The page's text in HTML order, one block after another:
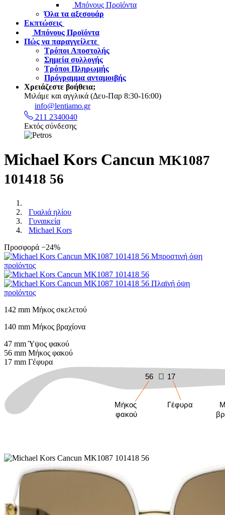
Μπόνους Προϊόντα
Όλα τα αξεσουάρ
Εκπτώσεις
Μπόνους Προϊόντα
Πώς να παραγγείλετε
Τρόποι Αποστολής
Σημεία συλλογής
Τρόποι Πληρωμής
Πρόγραμμα ανταμοιβής
Χρειάζεστε βοήθεια;
Μιλάμε και αγγλικά (Δευ-Παρ 8:30-16:00)
info@lentiamo.gr
211 2340040
Εκτός σύνδεσης
Michael Kors Cancun MK1087
101418 56
Γυαλιά ηλίου
Γυναικεία
Michael Kors
Προσφορά −24%
142 mm Μήκος σκελετού
140 mm Μήκος βραχίονα
47 mmΎψος φακού
56 mm Μήκος φακού
17 mm Γέφυρα
56 17
Μήκος
φακού
Γέφυρα